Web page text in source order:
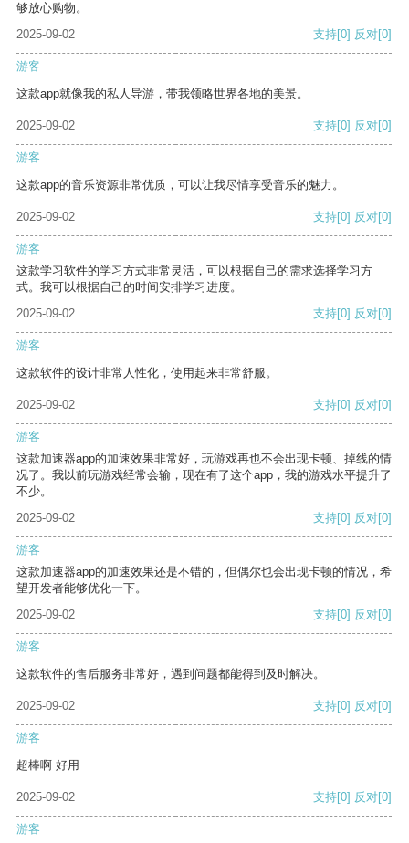
够放心购物。
2025-09-02
支持[0] 反对[0]
游客
这款app就像我的私人导游，带我领略世界各地的美景。
2025-09-02 支持[0] 反对[0]
游客
这款app的音乐资源非常优质，可以让我尽情享受音乐的魅力。
2025-09-02 支持[0] 反对[0]
游客
这款学习软件的学习方式非常灵活，可以根据自己的需求选择学习方
式。我可以根据自己的时间安排学习进度。
2025-09-02
支持[0] 反对[0]
游客
这款软件的设计非常人性化，使用起来非常舒服。
2025-09-02 支持[0] 反对[0]
游客
这款加速器app的加速效果非常好，玩游戏再也不会出现卡顿、掉线的情
况了。我以前玩游戏经常会输，现在有了这个app，我的游戏水平提升了
不少。
2025-09-02
支持[0] 反对[0]
游客
这款加速器app的加速效果还是不错的，但偶尔也会出现卡顿的情况，希
望开发者能够优化一下。
2025-09-02
支持[0] 反对[0]
游客
这款软件的售后服务非常好，遇到问题都能得到及时解决。
2025-09-02 支持[0] 反对[0]
游客
超棒啊 好用
2025-09-02 支持[0] 反对[0]
游客